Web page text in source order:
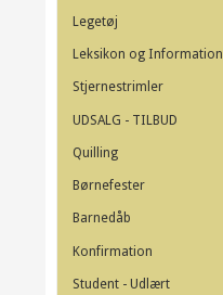
Legetøj
Leksikon og Information
Stjernestrimler
UDSALG - TILBUD
Quilling
Børnefester
Barnedåb
Konfirmation
Student - Udlært